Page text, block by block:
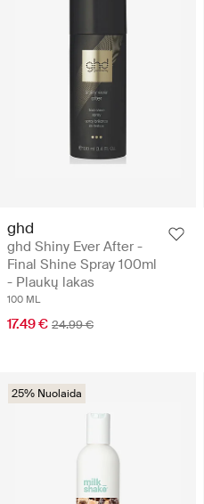
ghd
ghd Shiny Ever After -
Final Shine Spray 100ml
- Plaukų lakas
100 ML
17.49 € 24.99 €
25% Nuolaida